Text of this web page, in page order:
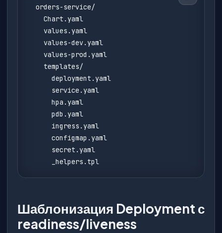
  orders-service/
    Chart.yaml
    values.yaml
    values-dev.yaml
    values-prod.yaml
    templates/
      deployment.yaml
      service.yaml
      hpa.yaml
      pdb.yaml
      ingress.yaml
      configmap.yaml
      secret.yaml
      _helpers.tpl
Шаблонизация Deployment с
readiness/liveness